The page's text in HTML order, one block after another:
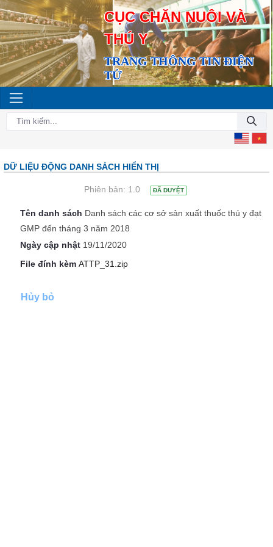
CỤC CHĂN NUÔI VÀ
THÚ Y
TRANG THÔNG TIN ĐIỆN
TỬ
DỮ LIỆU ĐỘNG DANH SÁCH HIỂN THỊ
Phiên bản: 1.0 ĐÃ DUYỆT
Tên danh sách Danh sách các cơ sở sản xuất thuốc thú y đạt
GMP đến tháng 3 năm 2018
Ngày cập nhật 19/11/2020
File đính kèm ATTP_31.zip
Hủy bỏ